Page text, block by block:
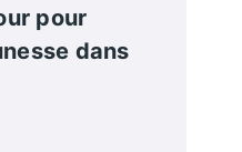
pour
dans